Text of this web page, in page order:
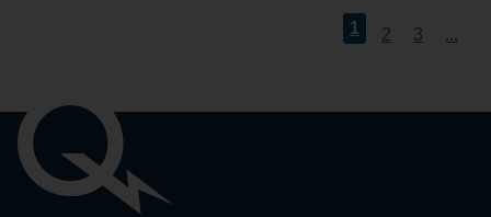
1 2 3 ...
links